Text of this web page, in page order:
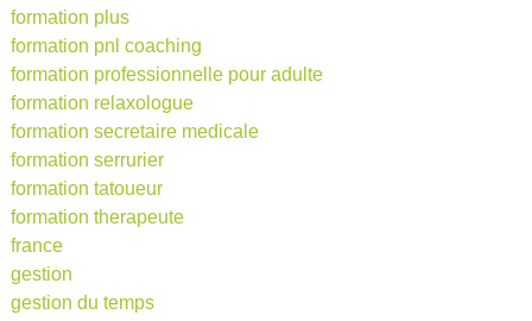
formation plus
formation pnl coaching
formation professionnelle pour adulte
formation relaxologue
formation secretaire medicale
formation serrurier
formation tatoueur
formation therapeute
france
gestion
gestion du temps